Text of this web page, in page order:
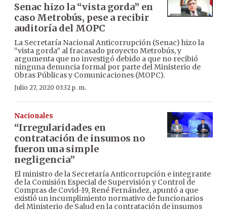
Senac hizo la “vista gorda” en
caso Metrobús, pese a recibir
auditoría del MOPC
La Secretaría Nacional Anticorrupción (Senac) hizo la
“vista gorda” al fracasado proyecto Metrobús, y
argumenta que no investigó debido a que no recibió
ninguna denuncia formal por parte del Ministerio de
Obras Públicas y Comunicaciones (MOPC).
Julio 27, 2020 03:32 p. m.
Nacionales
“Irregularidades en
contratación de insumos no
fueron una simple
negligencia”
El ministro de la Secretaría Anticorrupción e integrante
de la Comisión Especial de Supervisión y Control de
Compras de Covid-19, René Fernández, apuntó a que
existió un incumplimiento normativo de funcionarios
del Ministerio de Salud en la contratación de insumos